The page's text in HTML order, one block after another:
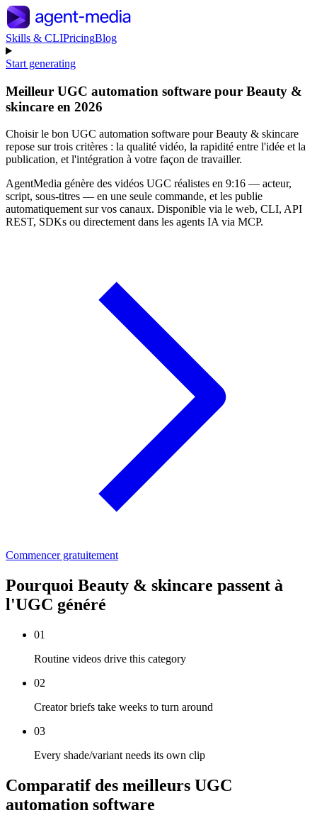
Skills & CLIPricingBlog
Start generating
Meilleur UGC automation software pour Beauty &
skincare en 2026
Choisir le bon UGC automation software pour Beauty & skincare
repose sur trois critères : la qualité vidéo, la rapidité entre l'idée et la
publication, et l'intégration à votre façon de travailler.
AgentMedia génère des vidéos UGC réalistes en 9:16 — acteur,
script, sous-titres — en une seule commande, et les publie
automatiquement sur vos canaux. Disponible via le web, CLI, API
REST, SDKs ou directement dans les agents IA via MCP.
Commencer gratuitement
Pourquoi Beauty & skincare passent à
l'UGC généré
01
Routine videos drive this category
02
Creator briefs take weeks to turn around
03
Every shade/variant needs its own clip
Comparatif des meilleurs UGC
automation software